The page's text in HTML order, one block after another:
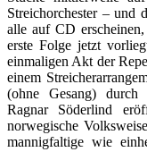
Streichorchester – und
alle auf CD
erste Folge jetzt
einmaligen Akt der
einem
(ohne Gesang) durch
Ragnar Söderlind
norwegische
mannigfaltige wie